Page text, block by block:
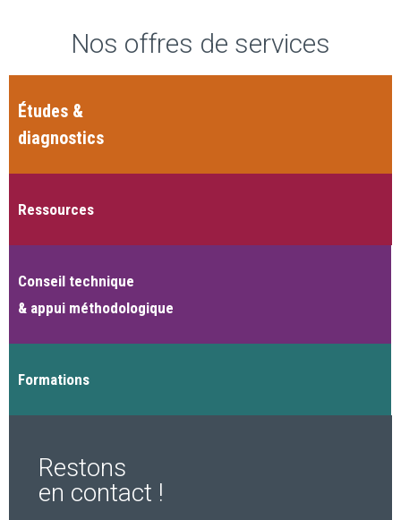
Nos offres de services
Études &
diagnostics
Ressources
Conseil technique
& appui méthodologique
Formations
Restons
en contact !